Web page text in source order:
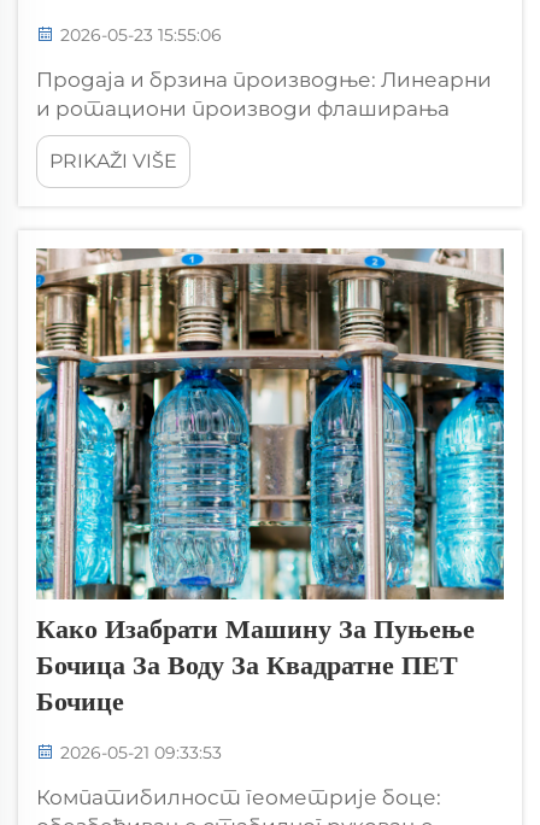
2026-05-23 15:55:06
Продаја и брзина производње: Линеарни
и ротациони производи флаширања
флаширања у минути (БПМ) Поредности
и реални опсегови излазаЛинеарне
флаширања машина обично раде са
Њихов непрекидан, почетак...
PRIKAŽI VIŠE
Како Изабрати Машину За Пуњење
Бочица За Воду За Квадратне ПЕТ
Бочице
2026-05-21 09:33:53
Компатибилност геометрије боце: